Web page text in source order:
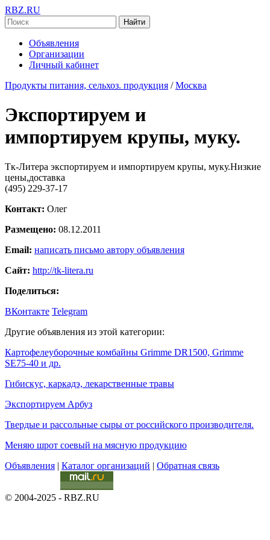
RBZ.RU
Найти
Объявления
Организации
Личный кабинет
Продукты питания, сельхоз. продукция / Москва
Экспортируем и
импортируем крупы, муку.
Тк-Литера экспортируем и импортируем крупы, муку.Низкие
цены,доставка
(495) 229-37-17
Контакт: Олег
Размещено: 08.12.2011
Email: написать письмо автору объявления
Сайт: http://tk-litera.ru
Поделиться:
ВКонтакте Telegram
Другие объявления из этой категории:
Картофелеуборочные комбайны Grimme DR1500, Grimme
SE75-40 и др.
Гибискус, каркадэ, лекарственные травы
Экспортируем Арбуз
Твердые и рассольные сыры от российского производителя.
Меняю шрот соевый на мясную продукцию
Объявления | Каталог организаций | Обратная связь
© 2004-2025 - RBZ.RU